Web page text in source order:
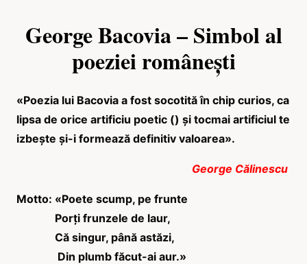
George Bacovia – Simbol al
poeziei românești
«Poezia lui Bacovia a fost socotită în chip curios, ca
lipsa de orice artificiu poetic () și tocmai artificiul te
izbește și-i formează definitiv valoarea».
George Călinescu
Motto: «Poete scump, pe frunte
Porţi frunzele de laur,
Că singur, până astăzi,
Din plumb făcut-ai aur.»